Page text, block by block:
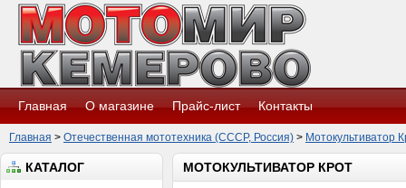
Главная О магазине Прайс-лист Контакты
Главная > Отечественная мототехника (СССР, Россия) > Мотокультиватор
КАТАЛОГ МОТОКУЛЬТИВАТОР КРОТ